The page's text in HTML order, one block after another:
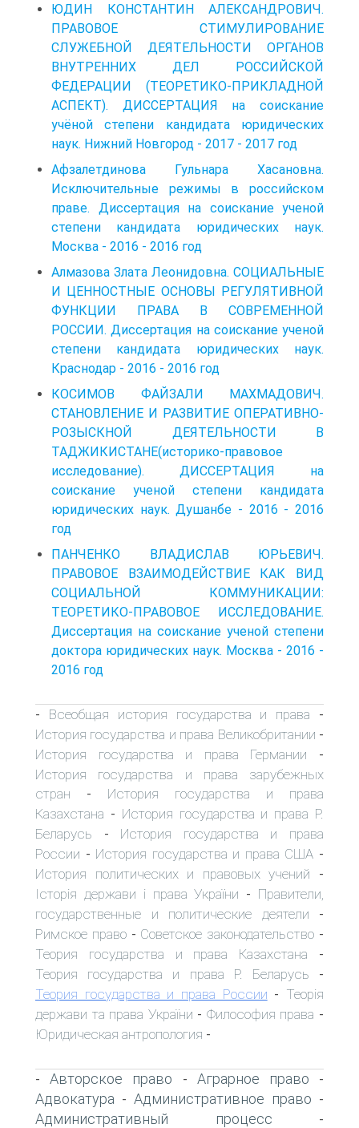
ЮДИН КОНСТАНТИН АЛЕКСАНДРОВИЧ.
ПРАВОВОЕ СТИМУЛИРОВАНИЕ
СЛУЖЕБНОЙ ДЕЯТЕЛЬНОСТИ ОРГАНОВ
ВНУТРЕННИХ ДЕЛ РОССИЙСКОЙ
ФЕДЕРАЦИИ (ТЕОРЕТИКО-ПРИКЛАДНОЙ
АСПЕКТ). ДИССЕРТАЦИЯ на соискание
учёной степени кандидата юридических
наук. Нижний Новгород - 2017 - 2017 год
Афзалетдинова Гульнара Хасановна.
Исключительные режимы в российском
праве. Диссертация на соискание ученой
степени кандидата юридических наук.
Москва - 2016 - 2016 год
Алмазова Злата Леонидовна. СОЦИАЛЬНЫЕ
И ЦЕННОСТНЫЕ ОСНОВЫ РЕГУЛЯТИВНОЙ
ФУНКЦИИ ПРАВА В СОВРЕМЕННОЙ
РОССИИ. Диссертация на соискание ученой
степени кандидата юридических наук.
Краснодар - 2016 - 2016 год
КОСИМОВ ФАЙЗАЛИ МАХМАДОВИЧ.
СТАНОВЛЕНИЕ И РАЗВИТИЕ ОПЕРАТИВНО-
РОЗЫСКНОЙ ДЕЯТЕЛЬНОСТИ В
ТАДЖИКИСТАНЕ(историко-правовое
исследование). ДИССЕРТАЦИЯ на
соискание ученой степени кандидата
юридических наук. Душанбе - 2016 - 2016
год
ПАНЧЕНКО ВЛАДИСЛАВ ЮРЬЕВИЧ.
ПРАВОВОЕ ВЗАИМОДЕЙСТВИЕ КАК ВИД
СОЦИАЛЬНОЙ КОММУНИКАЦИИ:
ТЕОРЕТИКО-ПРАВОВОЕ ИССЛЕДОВАНИЕ.
Диссертация на соискание ученой степени
доктора юридических наук. Москва - 2016 -
2016 год
- Всеобщая история государства и права -
История государства и права Великобритании -
История государства и права Германии -
История государства и права зарубежных
стран - История государства и права
Казахстана - История государства и права Р.
Беларусь - История государства и права
России - История государства и права США -
История политических и правовых учений -
Історія держави і права України - Правители,
государственные и политические деятели -
Римское право- Советское законодательство -
Теория государства и права Казахстана -
Теория государства и права Р. Беларусь -
Теория государства и права России - Теорія
держави та права України - Философия права -
Юридическая антропология -
-Авторское право - Аграрное право -
Адвокатура - Административное право -
Административный процесс -